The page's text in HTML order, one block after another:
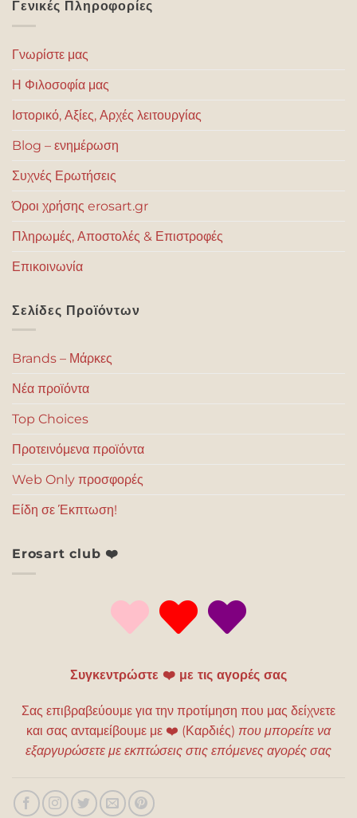
Γενικές Πληροφορίες
Γνωρίστε μας
Η Φιλοσοφία μας
Ιστορικό, Αξίες, Αρχές λειτουργίας
Blog – ενημέρωση
Συχνές Ερωτήσεις
Όροι χρήσης erosart.gr
Πληρωμές, Αποστολές & Επιστροφές
Επικοινωνία
Σελίδες Προϊόντων
Brands – Μάρκες
Νέα προϊόντα
Top Choices
Προτεινόμενα προϊόντα
Web Only προσφορές
Είδη σε Έκπτωση!
Erosart club ❤️
Συγκεντρώστε ❤️ με τις αγορές σας
Σας επιβραβεύουμε για την προτίμηση που μας δείχνετε
και σας ανταμείβουμε με ❤️ (Καρδιές) που μπορείτε να
εξαργυρώσετε με εκπτώσεις στις επόμενες αγορές σας